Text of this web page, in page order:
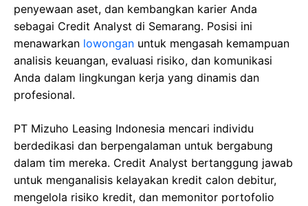
penyewaan aset, dan kembangkan karier Anda
sebagai Credit Analyst di Semarang. Posisi ini
menawarkan lowongan untuk mengasah kemampuan
analisis keuangan, evaluasi risiko, dan komunikasi
Anda dalam lingkungan kerja yang dinamis dan
profesional.
PT Mizuho Leasing Indonesia mencari individu
berdedikasi dan berpengalaman untuk bergabung
dalam tim mereka. Credit Analyst bertanggung jawab
untuk menganalisis kelayakan kredit calon debitur,
mengelola risiko kredit, dan memonitor portofolio